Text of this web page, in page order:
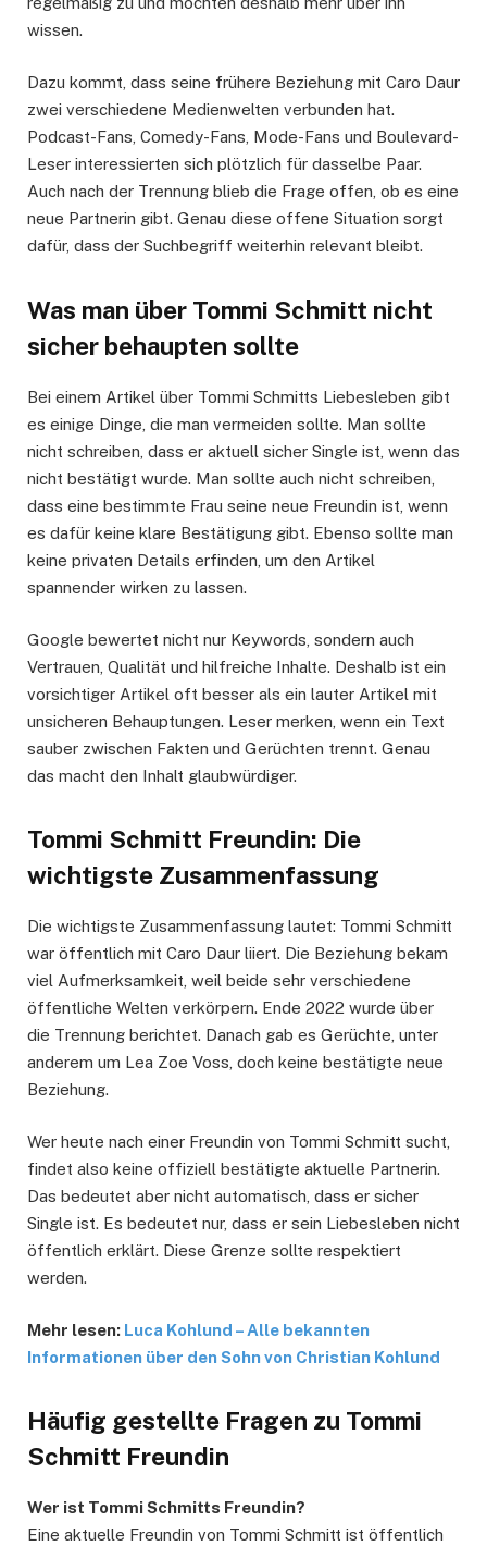
wissen.
Dazu kommt, dass seine frühere Beziehung mit Caro Daur
zwei verschiedene Medienwelten verbunden hat.
Podcast-Fans, Comedy-Fans, Mode-Fans und Boulevard-
Leser interessierten sich plötzlich für dasselbe Paar.
Auch nach der Trennung blieb die Frage offen, ob es eine
neue Partnerin gibt. Genau diese offene Situation sorgt
dafür, dass der Suchbegriff weiterhin relevant bleibt.
Was man über Tommi Schmitt nicht
sicher behaupten sollte
Bei einem Artikel über Tommi Schmitts Liebesleben gibt
es einige Dinge, die man vermeiden sollte. Man sollte
nicht schreiben, dass er aktuell sicher Single ist, wenn das
nicht bestätigt wurde. Man sollte auch nicht schreiben,
dass eine bestimmte Frau seine neue Freundin ist, wenn
es dafür keine klare Bestätigung gibt. Ebenso sollte man
keine privaten Details erfinden, um den Artikel
spannender wirken zu lassen.
Google bewertet nicht nur Keywords, sondern auch
Vertrauen, Qualität und hilfreiche Inhalte. Deshalb ist ein
vorsichtiger Artikel oft besser als ein lauter Artikel mit
unsicheren Behauptungen. Leser merken, wenn ein Text
sauber zwischen Fakten und Gerüchten trennt. Genau
das macht den Inhalt glaubwürdiger.
Tommi Schmitt Freundin: Die
wichtigste Zusammenfassung
Die wichtigste Zusammenfassung lautet: Tommi Schmitt
war öffentlich mit Caro Daur liiert. Die Beziehung bekam
viel Aufmerksamkeit, weil beide sehr verschiedene
öffentliche Welten verkörpern. Ende 2022 wurde über
die Trennung berichtet. Danach gab es Gerüchte, unter
anderem um Lea Zoe Voss, doch keine bestätigte neue
Beziehung.
Wer heute nach einer Freundin von Tommi Schmitt sucht,
findet also keine offiziell bestätigte aktuelle Partnerin.
Das bedeutet aber nicht automatisch, dass er sicher
Single ist. Es bedeutet nur, dass er sein Liebesleben nicht
öffentlich erklärt. Diese Grenze sollte respektiert
werden.
Mehr lesen: Luca Kohlund – Alle bekannten
Informationen über den Sohn von Christian Kohlund
Häufig gestellte Fragen zu Tommi
Schmitt Freundin
Wer ist Tommi Schmitts Freundin?
Eine aktuelle Freundin von Tommi Schmitt ist öffentlich